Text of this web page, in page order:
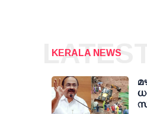
KERALA NEWS
LATEST